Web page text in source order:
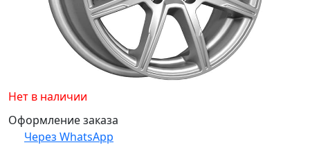
Нет в наличии
Оформление заказа
Через WhatsApp